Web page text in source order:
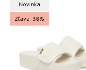
Novinka
Zľava -38%